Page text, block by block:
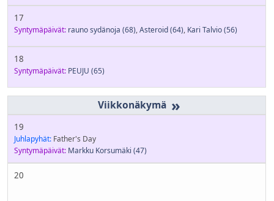
17
Syntymäpäivät: rauno sydänoja (68),Asteroid(64), Kari Talvio(56)
18
Syntymäpäivät: PEUJU (65)
»
19
Juhlapyhät: Father's Day
Syntymäpäivät: Markku Korsumäki (47)
20